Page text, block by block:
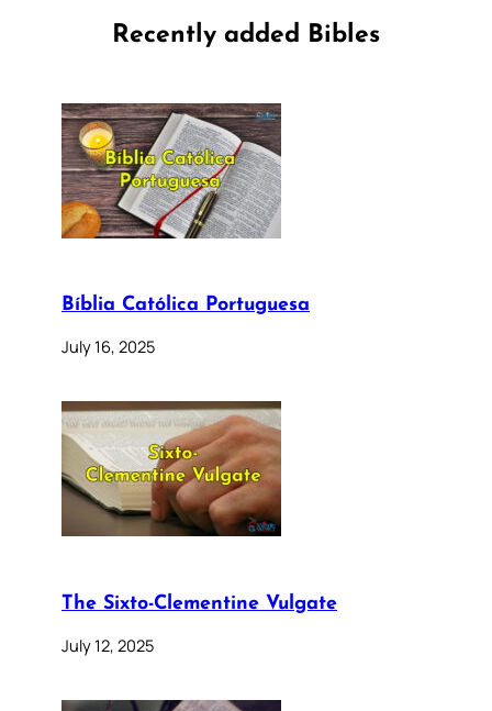
Recently added Bibles
Bíblia Católica Portuguesa
July 16, 2025
The Sixto-Clementine Vulgate
July 12, 2025